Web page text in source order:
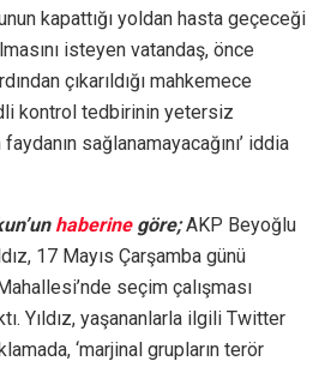
kapattığı yoldan hasta geçeceği
isteyen vatandaş, önce
çıkarıldığı mahkemece
kontrol tedbirinin yetersiz
sağlanamayacağını’ iddia
haberinegöre;AKP Beyoğlu
17 Mayıs Çarşamba günü
seçim çalışması
Yıldız, yaşananlarla ilgili Twitter
‘marjinal grupların terör